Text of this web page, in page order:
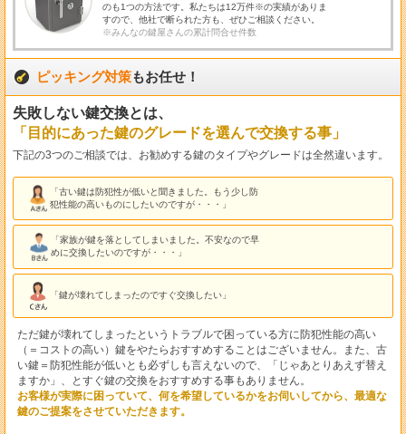
のも1つの方法です。私たちは12万件※の実績がありま
すので、他社で断られた方も、ぜひご相談ください。
※みんなの鍵屋さんの累計問合せ件数
ピッキング対策もお任せ！
失敗しない鍵交換とは、
「目的にあった鍵のグレードを選んで交換する事」
下記の3つのご相談では、お勧めする鍵のタイプやグレードは全然違います。
「古い鍵は防犯性が低いと聞きました。もう少し防
犯性能の高いものにしたいのですが・・・」
「家族が鍵を落としてしまいました。不安なので早
めに交換したいのですが・・・」
「鍵が壊れてしまったのですぐ交換したい」
ただ鍵が壊れてしまったというトラブルで困っている方に防犯性能の高い
（＝コストの高い）鍵をやたらおすすめすることはございません。また、古
い鍵＝防犯性能が低いとも必ずしも言えないので、「じゃあとりあえず替え
ますか」、とすぐ鍵の交換をおすすめする事もありません。
お客様が実際に困っていて、何を希望しているかをお伺いしてから、最適な
鍵のご提案をさせていただきます。